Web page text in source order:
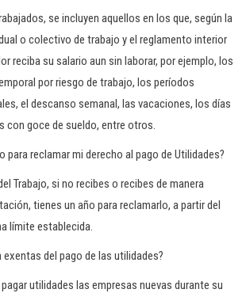
se incluyen aquellos en los que, según la
o colectivo de trabajo y el reglamento interior
reciba su salario aun sin laborar, por ejemplo, los
por riesgo de trabajo, los períodos
el descanso semanal, las vacaciones, los días
con goce de sueldo, entre otros.
para reclamar mi derecho al pago de Utilidades?
Trabajo, si no recibes o recibes de manera
tienes un año para reclamarlo, a partir del
límite establecida.
exentas del pago de las utilidades?
utilidades las empresas nuevas durante su